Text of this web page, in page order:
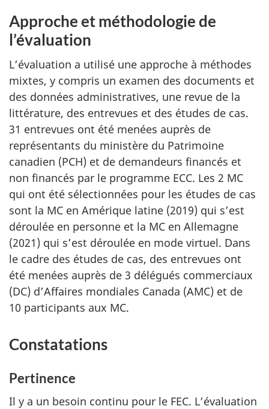
Approche et méthodologie de
l’évaluation
L’évaluation a utilisé une approche à méthodes
mixtes, y compris un examen des documents et
des données administratives, une revue de la
littérature, des entrevues et des études de cas.
31 entrevues ont été menées auprès de
représentants du ministère du Patrimoine
canadien (PCH) et de demandeurs financés et
non financés par le programme ECC. Les 2 MC
qui ont été sélectionnées pour les études de cas
sont la MC en Amérique latine (2019) qui s’est
déroulée en personne et la MC en Allemagne
(2021) qui s’est déroulée en mode virtuel. Dans
le cadre des études de cas, des entrevues ont
été menées auprès de 3 délégués commerciaux
(DC) d’Affaires mondiales Canada (AMC) et de
10 participants aux MC.
Constatations
Pertinence
Il y a un besoin continu pour le FEC. L’évaluation